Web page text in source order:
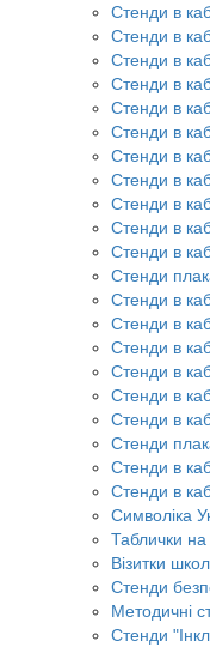
Стенди в
Стенди в
Стенди в
Стенди в
Стенди в
Стенди в
Стенди в
Стенди в
Стенди в
Стенди в
Стенди в
Стенди
Стенди в
Стенди в
Стенди в
Стенди в
Стенди в
Стенди в
Стенди
Стенди в
Стенди в
Символіка
Таблички на
Візитки
Стенди
Методичні
Стенди